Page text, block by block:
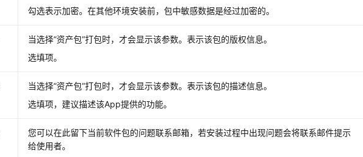
勾选表示加密。在其他环境安装前，包中敏感数据是经过加密的。
当选择“资产包”打包时，才会显示该参数。表示该包的版权信息。
选填项。
当选择“资产包”打包时，才会显示该参数。表示该包的描述信息。
选填项，建议描述该App提供的功能。
您可以在此留下当前软件包的问题联系邮箱，若安装过程中出现问题会将联系邮件提示
给使用者。